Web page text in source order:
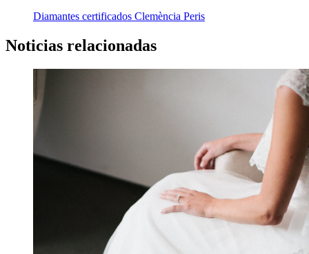
Diamantes certificados Clemència Peris
Noticias relacionadas